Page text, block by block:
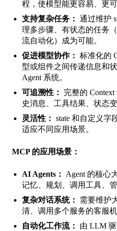
程，使模型能更容易、更
支持复杂任务： 通过维护
理多步骤、有状态的任务
流自动化）成为可能。
促进模型协作： 标准化的
型或组件之间传递信息和
Agent 系统。
可追溯性：
完整的
史消息、工具结果、状态
灵活性： state 和自定义字
适应不同应用场景。
MCP 的应用场景：
AI Agents：
Agent 的核心
记忆、规划、调用工具、
复杂对话系统：
需要维护
清、调用多个服务的客服
自动化工作流：
由 LLM